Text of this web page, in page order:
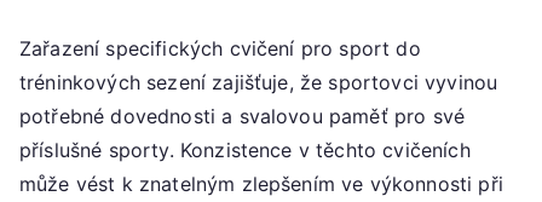
Zařazení specifických cvičení pro sport do
tréninkových sezení zajišťuje, že sportovci vyvinou
potřebné dovednosti a svalovou paměť pro své
příslušné sporty. Konzistence v těchto cvičeních
může vést k znatelným zlepšením ve výkonnosti při